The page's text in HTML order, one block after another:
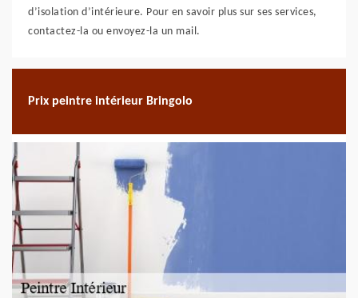
d’isolation d’intérieure. Pour en savoir plus sur ses services,
contactez-la ou envoyez-la un mail.
Prix peintre intérieur Bringolo